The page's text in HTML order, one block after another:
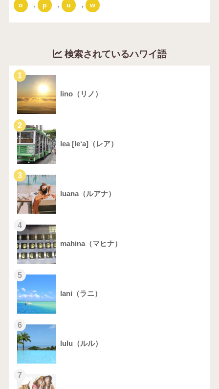
o , p , u , w
検索されているハワイ語
1
lino（リノ）
2
lea [le‘a]（レア）
3
luana（ルアナ）
4
mahina（マヒナ）
5
lani（ラニ）
6
lulu（ルル）
7